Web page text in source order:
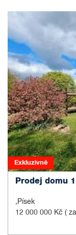
Exkluzivně
Prodej domu
,Písek
12 000 000 Kč (